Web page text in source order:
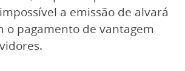
a emissão de alvará
o pagamento de vantagem